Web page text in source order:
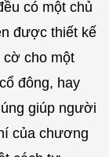
có một chủ
được thiết kế
cờ cho một
đông, hay
giúp người
của chương